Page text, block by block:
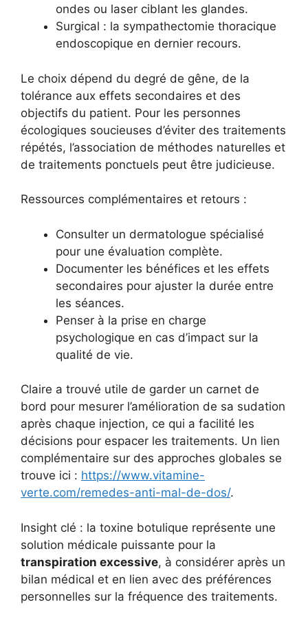
ondes ou laser ciblant les glandes.
Surgical : la sympathectomie thoracique
endoscopique en dernier recours.
Le choix dépend du degré de gêne, de la
tolérance aux effets secondaires et des
objectifs du patient. Pour les personnes
écologiques soucieuses d’éviter des traitements
répétés, l’association de méthodes naturelles et
de traitements ponctuels peut être judicieuse.
Ressources complémentaires et retours :
Consulter un dermatologue spécialisé
pour une évaluation complète.
Documenter les bénéfices et les effets
secondaires pour ajuster la durée entre
les séances.
Penser à la prise en charge
psychologique en cas d’impact sur la
qualité de vie.
Claire a trouvé utile de garder un carnet de
bord pour mesurer l’amélioration de sa sudation
après chaque injection, ce qui a facilité les
décisions pour espacer les traitements. Un lien
complémentaire sur des approches globales se
trouve ici : https://www.vitamine-
verte.com/remedes-anti-mal-de-dos/.
Insight clé : la toxine botulique représente une
solution médicale puissante pour la
transpiration excessive, à considérer après un
bilan médical et en lien avec des préférences
personnelles sur la fréquence des traitements.